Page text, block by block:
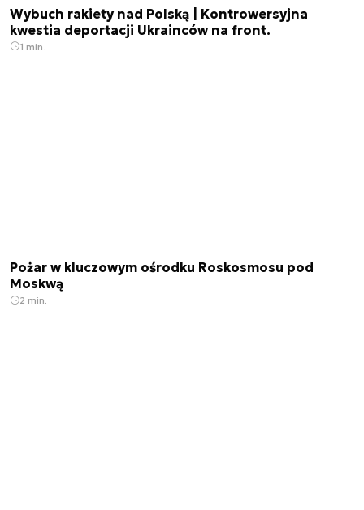
Wybuch rakiety nad Polską | Kontrowersyjna
kwestia deportacji Ukrainców na front.
1 min.
Pożar w kluczowym ośrodku Roskosmosu pod
Moskwą
2 min.